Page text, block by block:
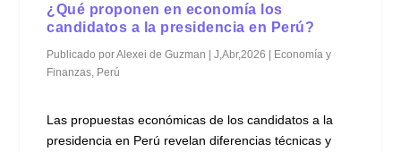
¿Qué proponen en economía los
candidatos a la presidencia en Perú?
Publicado porAlexei de Guzman |J,Abr,2026 | Economía y
Finanzas Perú
Las propuestas económicas de los candidatos a la
presidencia en Perú revelan diferencias técnicas y